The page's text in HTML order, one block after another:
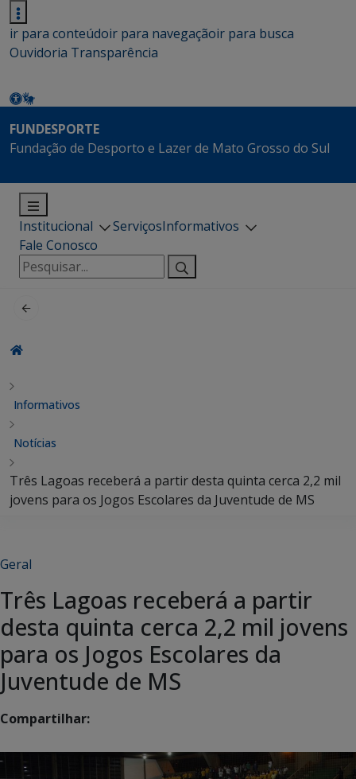
ir para conteúdoir para navegaçãoir para busca
Ouvidoria Transparência
FUNDESPORTE
Fundação de Desporto e Lazer de Mato Grosso do Sul
Institucional ServiçosInformativos
Fale Conosco
Pesquisar
por:
Informativos
Notícias
Três Lagoas receberá a partir desta quinta cerca 2,2 mil
jovens para os Jogos Escolares da Juventude de MS
Geral
Três Lagoas receberá a partir
desta quinta cerca 2,2 mil jovens
para os Jogos Escolares da
Juventude de MS
Compartilhar: